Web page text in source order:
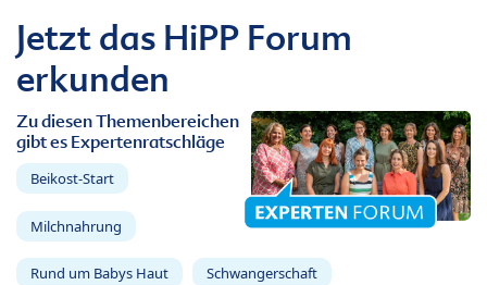
Jetzt das HiPP Forum
erkunden
Zu diesen Themenbereichen
gibt es Expertenratschläge
Beikost-Start
Milchnahrung
Rund um Babys Haut Schwangerschaft